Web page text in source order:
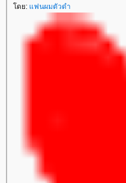
ดย: ฟนผมตัวดำ